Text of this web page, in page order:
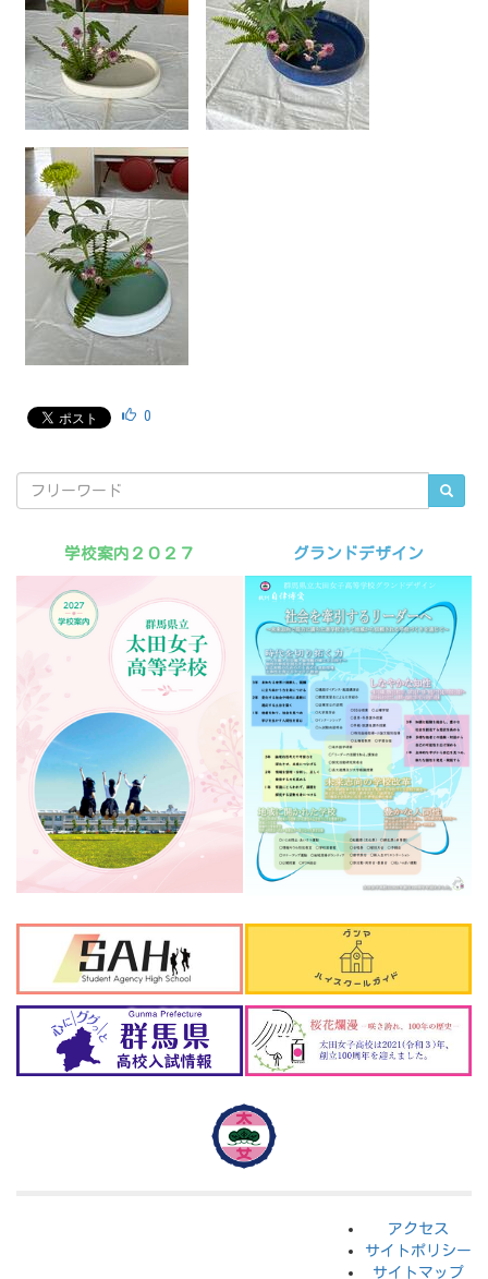
0
学校案内２０２７ グランドデザイン
アクセス
サイトポリシー
サイトマップ